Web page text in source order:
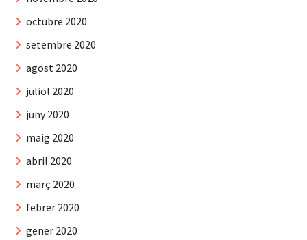
octubre 2020
setembre 2020
agost 2020
juliol 2020
juny 2020
maig 2020
abril 2020
març 2020
febrer 2020
gener 2020